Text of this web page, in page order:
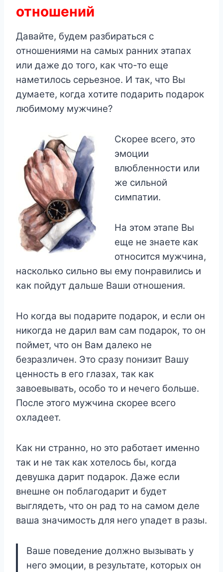
отношений
Давайте, будем разбираться c
отношениями на самых ранних этапах
или даже до того, как что-то еще
наметилось серьезное. И так, что Вы
думаете, когда хотите подарить подарок
любимому мужчине?
Cкорее всего, это
эмоции
влюбленности или
же сильной
симпатии.
На этом этапе Вы
еще не знаете как
относится мужчина,
насколько сильно вы ему понравились и
как пойдут дальше Ваши отношения.
Но когда вы подарите подарок, и если он
никогда не дарил вам сам подарок, то он
поймет, что он Вам далеко не
безразличен. Это сразу понизит Вашу
ценность в его глазах, так как
завоевывать, особо то и нечего больше.
После этого мужчина скорее всего
охладеет.
Как ни странно, но это работает именно
так и не так как хотелось бы, когда
девушка дарит подарок. Даже если
внешне он поблагодарит и будет
выглядеть, что он рад то на самом деле
ваша значимость для него упадет в разы.
Ваше поведение должно вызывать у
него эмоции, в результате, которых он